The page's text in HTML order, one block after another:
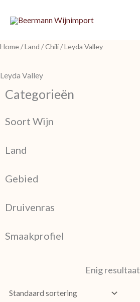
naar
inhoud
Home/Land /Chili/ Leyda Valley
Leyda Valley
Categorieën
Soort Wijn
Land
Gebied
Druivenras
Smaakprofiel
Enig resultaat